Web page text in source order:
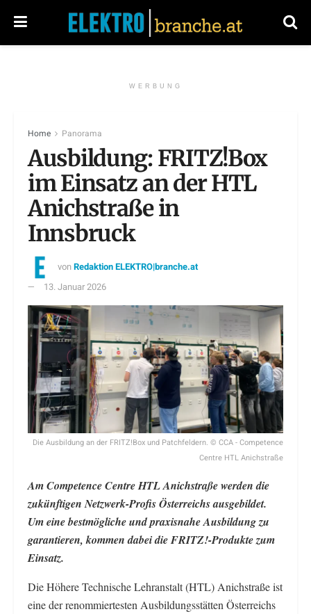
WERBUNG
Home Panorama
Ausbildung: FRITZ!Box
im Einsatz an der HTL
Anichstraße in
Innsbruck
vonRedaktion ELEKTRO|branche.at
13. Januar 2026
Die Ausbildung an der FRITZ!Box und Patchfeldern. © CCA - Competence
Centre HTL Anichstraße
Am Competence Centre HTL Anichstraße werden die
zukünftigen Netzwerk-Profis Österreichs ausgebildet.
Um eine bestmögliche und praxisnahe Ausbildung zu
garantieren, kommen dabei die FRITZ!-Produkte zum
Einsatz.
Die Höhere Technische Lehranstalt (HTL) Anichstraße ist
eine der renommiertesten Ausbildungsstätten Österreichs